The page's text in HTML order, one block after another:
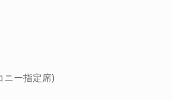
ー指定席)